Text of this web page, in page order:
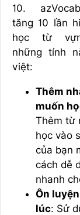
10.
tăng 10 lần
học từ
những tính
việt:
Thêm
muốn
Thêm từ
học vào
của bạn
cách dễ
nhanh
Ôn
lúc: Sử